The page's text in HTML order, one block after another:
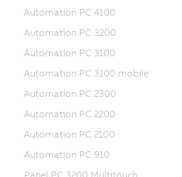
Automation PC 4100
Automation PC 3200
Automation PC 3100
Automation PC 3100 mobile
Automation PC 2300
Automation PC 2200
Automation PC 2100
Automation PC 910